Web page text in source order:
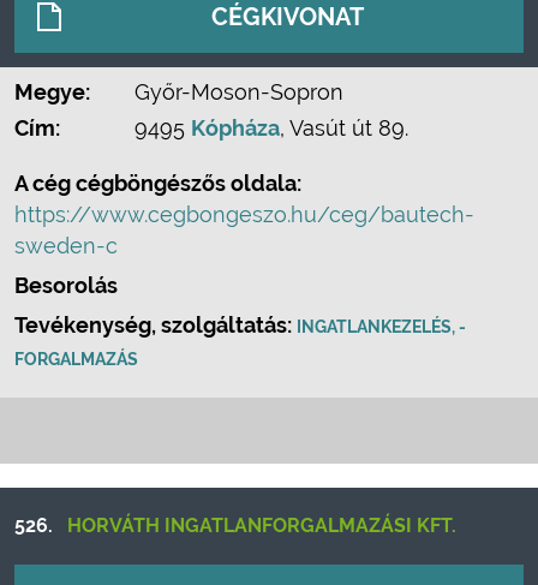
CÉGKIVONAT
Megye:
Győr-Moson-Sopron
Cím:
9495 Kópháza, Vasút út 89.
A cég cégböngészős oldala:
https://www.cegbongeszo.hu/ceg/bautech-
sweden-c
Besorolás
Tevékenység, szolgáltatás:
INGATLANKEZELÉS, -
FORGALMAZÁS
526. HORVÁTH INGATLANFORGALMAZÁSI KFT.